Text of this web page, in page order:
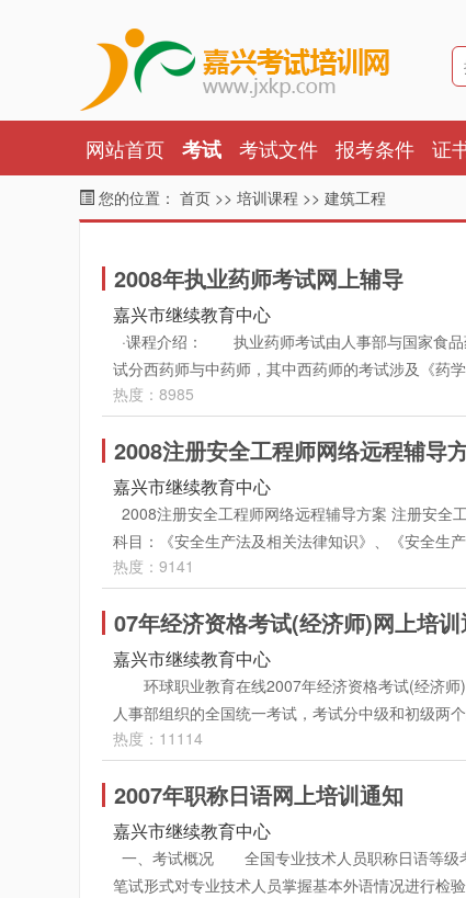
网站首页 考试 考试文件 报考条件 证
您的位置： 首页 >> 培训课程 >> 建筑工程
2008年执业药师考试网上辅导
嘉兴市继续教育中心
·课程介绍： 执业药师考试由人事部与国家食品
试分西药师与中药师，其中西药师的考试涉及《药
管理与法规》四科，中药学考试涉及《中药知 识（
规》，其中《 药事管理与法规》为中西药师考试
设如下课程：1、药学专业知识(一)(药理学、药物
与法规5．中药学专业知识（一）(中药学、中药药
别设置： 环球职业教育在线执业药师考试辅
题，主要是根据考试教材和大纲对各章节的具体内
握，巩固基础知识，深层的了解考试的重点和难点
容！ 冲刺班：每门课各20课时，包括16课时专家
解，对今年考试内容的进行预测，为学员的考试
随时报名,课程开通后可随时上课，每天24小时可
容： 执业药师远程教学形式主要分为三部分：音
例题对考点、重点、难点的分析，使学员对考试
关的习题,对照答案和解析检查自己实际学习效果
3、专家答疑：学员在学习过程中遇到疑问时，可
载：在课堂右上方有"课件下载"按钮,用鼠标点击此
上网的状态听这些录音。讲义文本下载：点击课堂
讲座后安排模拟试题，使学员对自己的水平和成
100元 现在报名报三科及以上优惠9折、老学员
值 售卡热线：82214398、82214638 联系人：董
热度：8985
2008注册安全工程师网络远程辅导
嘉兴市继续教育中心
2008注册安全工程师网络远程辅导方案 注册安全
科目：《安全生产法及相关法律知识》、《安全生
期的滚动管理办法，即两年内累积通过所有四个
考，环球职业教育在线组织权威师资特推出2008
年安全工程师执业资格考试时间为：9月6、7日·
含2套全真模拟试题，《安全生产法及相关法律知
将由老师进行详细讲解）。 2008注册安全工程
部采用视频教学形式。 精讲班课程将于新教材
直保留到该年度考试结束，学员每天24小时可以
包括二个部分：录音讲座和课堂练习。 1、录音
在讲解中教师将配以例题进行说明，使学员可以
钮,用鼠标点击此按钮，就可以将该讲"录音"文件
讲义文本下载：在课堂右边的框内选中要复制的讲
热度：9141
07年经济资格考试(经济师)网上培训
嘉兴市继续教育中心
环球职业教育在线2007年经济资格考试(
人事部组织的全国统一考试，考试分中级和初级两
答题，其中经济基础为所有类别专业基础课程。
教育在线2007年经济师考试辅导开设如下课程
工商管理专业知识与实务（初级、中级） 4、人
级） 6、邮电专业知识与实务（中级） 7、商
业知识与实务（中级） 10、建筑专业知识与
专业知识与实务（中级） 13、交通运输经济
热度：11114
2007年职称日语网上培训通知
嘉兴市继续教育中心
一、考试概况 全国专业技术人员职称日语等级
笔试形式对专业技术人员掌握基本外语情况进行检